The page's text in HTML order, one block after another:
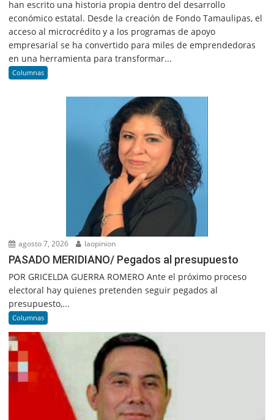
han escrito una historia propia dentro del desarrollo
económico estatal. Desde la creación de Fondo Tamaulipas, el
acceso al microcrédito y a los programas de apoyo
empresarial se ha convertido para miles de emprendedoras
en una herramienta para transformar...
Columnas
agosto 7, 2026 laopinion
PASADO MERIDIANO/ Pegados al presupuesto
POR GRICELDA GUERRA ROMERO Ante el próximo proceso
electoral hay quienes pretenden seguir pegados al
presupuesto,...
Columnas